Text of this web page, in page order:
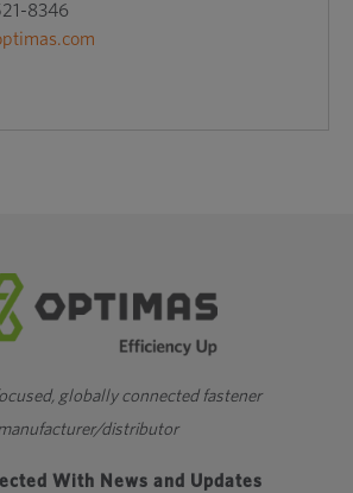
8346
globally connected fastener
distributor
With News and Updates